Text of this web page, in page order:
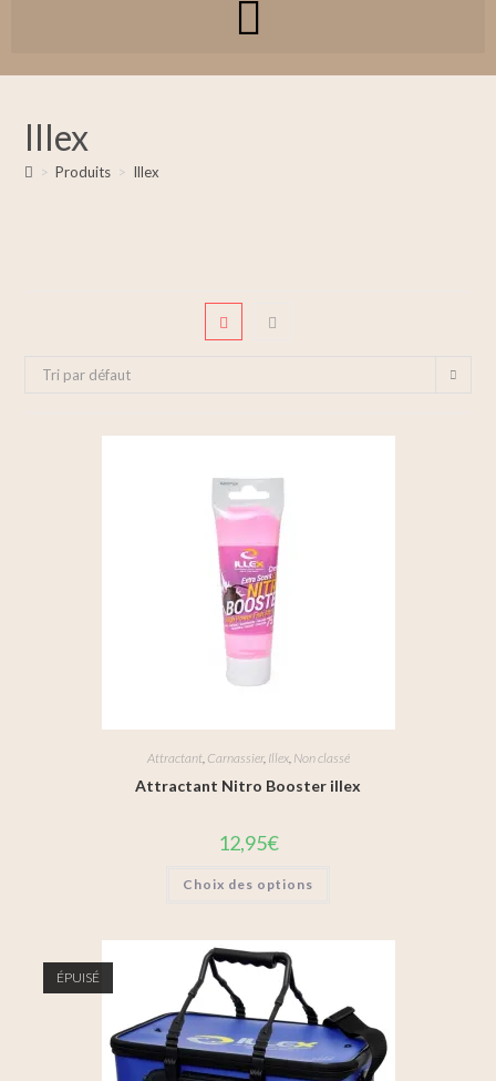
Illex
> Produits > Illex
Tri par défaut
Attractant, Carnassier, Illex, Non classé
Attractant Nitro Booster illex
12,95€
Choix des options
ÉPUISÉ